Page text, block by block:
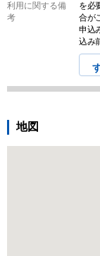
利用に関する備
考
を必
合が
申込
込み
でご
な
だき
お、
地図